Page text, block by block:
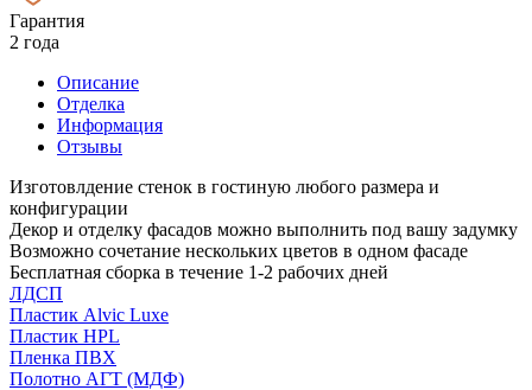
Гарантия
2 года
Описание
Отделка
Информация
Отзывы
Изготовлдение стенок в гостиную любого размера и
конфигурации
Декор и отделку фасадов можно выполнить под вашу задумку
Возможно сочетание нескольких цветов в одном фасаде
Бесплатная сборка в течение 1-2 рабочих дней
ЛДСП
Пластик Alvic Luxe
Пластик HPL
Пленка ПВХ
Полотно АГТ (МДФ)